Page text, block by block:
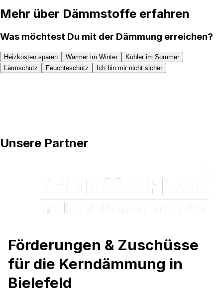
Mehr über Dämmstoffe erfahren
Was möchtest Du mit der Dämmung erreichen?
Heizkosten sparen Wärmer im Winter
Kühler im Sommer
Lärmschutz
Feuchteschutz Ich bin mir nicht sicher
Unsere Partner
Förderungen & Zuschüsse
für die Kerndämmung in
Bielefeld